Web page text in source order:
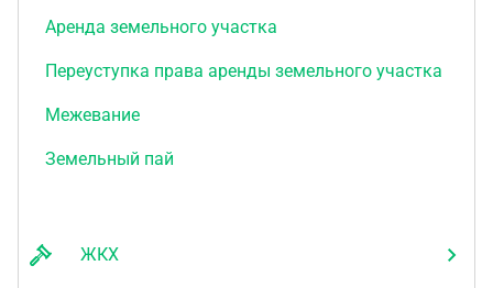
Аренда земельного участка
Переуступка права аренды земельного участка
Межевание
Земельный пай
ЖКХ